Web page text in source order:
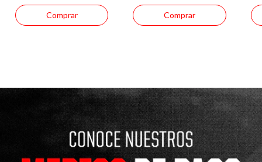
Comprar Comprar